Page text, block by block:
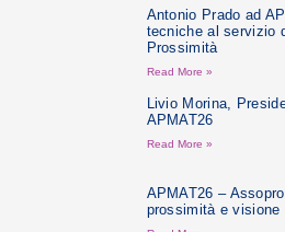
Antonio Prado ad
tecniche al servizio
Prossimità
Read More »
Livio Morina,
APMAT26
Read More »
APMAT26 –
prossimità e visione